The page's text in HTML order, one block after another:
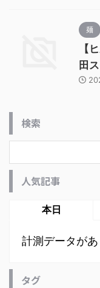
麺
【
田
検索
人気記事
本日
計測データがあ
タグ